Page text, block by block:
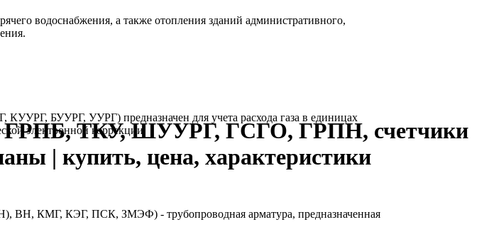
водоснабжения, а также отопления зданий административного,
БУУРГ, УУРГ) предназначен для учета расхода газа в единицах
электронной коррекции.
КМГ, КЭГ, ПСК, ЗМЭФ) - трубопроводная арматура, предназначенная
ТКУ, ШУУРГ, ГСГО, ГРПН, счетчики
| купить, цена, характеристики